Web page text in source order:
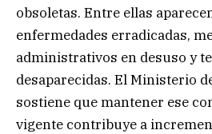
obsoletas. Entre ellas
enfermedades erradicadas,
administrativos en desuso y
desaparecidas. El Ministerio
sostiene que mantener ese
vigente contribuye a